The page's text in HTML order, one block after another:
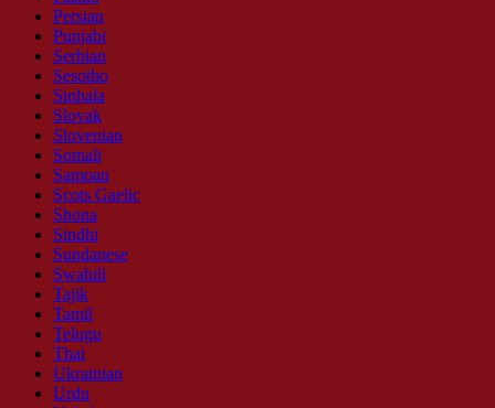
Persian
Punjabi
Serbian
Sesotho
Sinhala
Slovak
Slovenian
Somali
Samoan
Scots Gaelic
Shona
Sindhi
Sundanese
Swahili
Tajik
Tamil
Telugu
Thai
Ukrainian
Urdu